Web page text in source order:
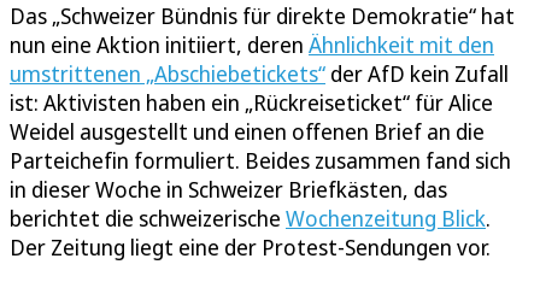
Das „Schweizer Bündnis für direkte Demokratie“ hat
nun eine Aktion initiiert, deren Ähnlichkeit mit den
umstrittenen „Abschiebetickets“ der AfD kein Zufall
ist: Aktivisten haben ein „Rückreiseticket“ für Alice
Weidel ausgestellt und einen offenen Brief an die
Parteichefin formuliert. Beides zusammen fand sich
in dieser Woche in Schweizer Briefkästen, das
berichtet die schweizerische Wochenzeitung Blick.
Der Zeitung liegt eine der Protest-Sendungen vor.